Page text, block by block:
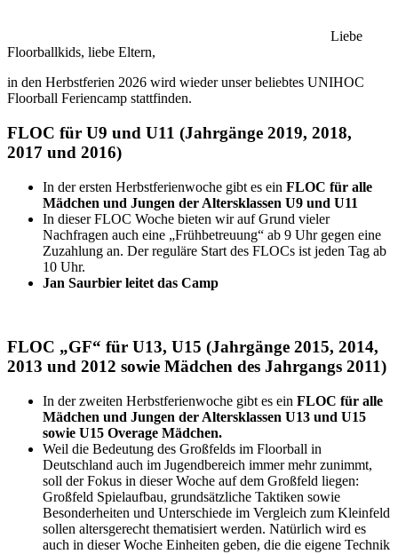
Liebe
Floorballkids, liebe Eltern,
in den Herbstferien 2026 wird wieder unser beliebtes UNIHOC
Floorball Feriencamp stattfinden.
FLOC für U9 und U11 (Jahrgänge 2019, 2018,
2017 und 2016)
In der ersten Herbstferienwoche gibt es ein FLOC für alle
Mädchen und Jungen der Altersklassen U9 und U11
In dieser FLOC Woche bieten wir auf Grund vieler
Nachfragen auch eine „Frühbetreuung“ ab 9 Uhr gegen eine
Zuzahlung an. Der reguläre Start des FLOCs ist jeden Tag ab
10 Uhr.
Jan Saurbier leitet das Camp
FLOC „GF“ für U13, U15 (Jahrgänge 2015, 2014,
2013 und 2012 sowie Mädchen des Jahrgangs 2011)
In der zweiten Herbstferienwoche gibt es ein FLOC für alle
Mädchen und Jungen der Altersklassen U13 und U15
sowie U15 Overage Mädchen.
Weil die Bedeutung des Großfelds im Floorball in
Deutschland auch im Jugendbereich immer mehr zunimmt,
soll der Fokus in dieser Woche auf dem Großfeld liegen:
Großfeld Spielaufbau, grundsätzliche Taktiken sowie
Besonderheiten und Unterschiede im Vergleich zum Kleinfeld
sollen altersgerecht thematisiert werden. Natürlich wird es
auch in dieser Woche Einheiten geben, die die eigene Technik